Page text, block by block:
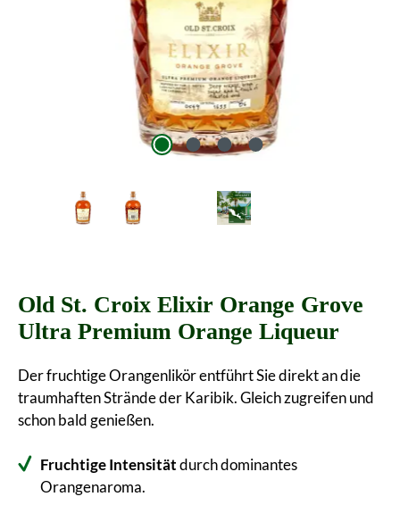
Old St. Croix Elixir Orange Grove
Ultra Premium Orange Liqueur
Der fruchtige Orangenlikör entführt Sie direkt an die
traumhaften Strände der Karibik. Gleich zugreifen und
schon bald genießen.
Fruchtige Intensitätdurch dominantes
Orangenaroma.